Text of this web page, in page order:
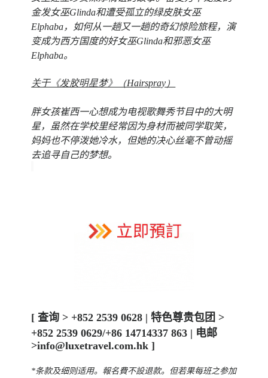
金发女巫Glinda和遭受孤立的绿皮肤女巫
Elphaba，如何从一趟又一趟的奇幻惊险旅程，演
变成为西方国度的好女巫Glinda和邪恶女巫
Elphaba。
关于《发胶明星梦》（Hairspray）
胖女孩崔西一心想成为电视歌舞秀节目中的大明
星，虽然在学校里经常因为身材而被同学取笑，
妈妈也不停泼她冷水，但她的决心丝毫不曾动摇
去追寻自己的梦想。
[查询 > +852 2539 0628 | 特色尊贵包团 >
+852 2539 0629/+86 14714337 863 | 电邮
>info@luxetravel.com.hk ]
*条款及细则适用。 報名費不設退款。但若果每班之参加